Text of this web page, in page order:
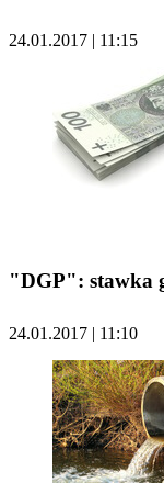
24.01.2017 | 11:15
"DGP": stawka
24.01.2017 | 11:10